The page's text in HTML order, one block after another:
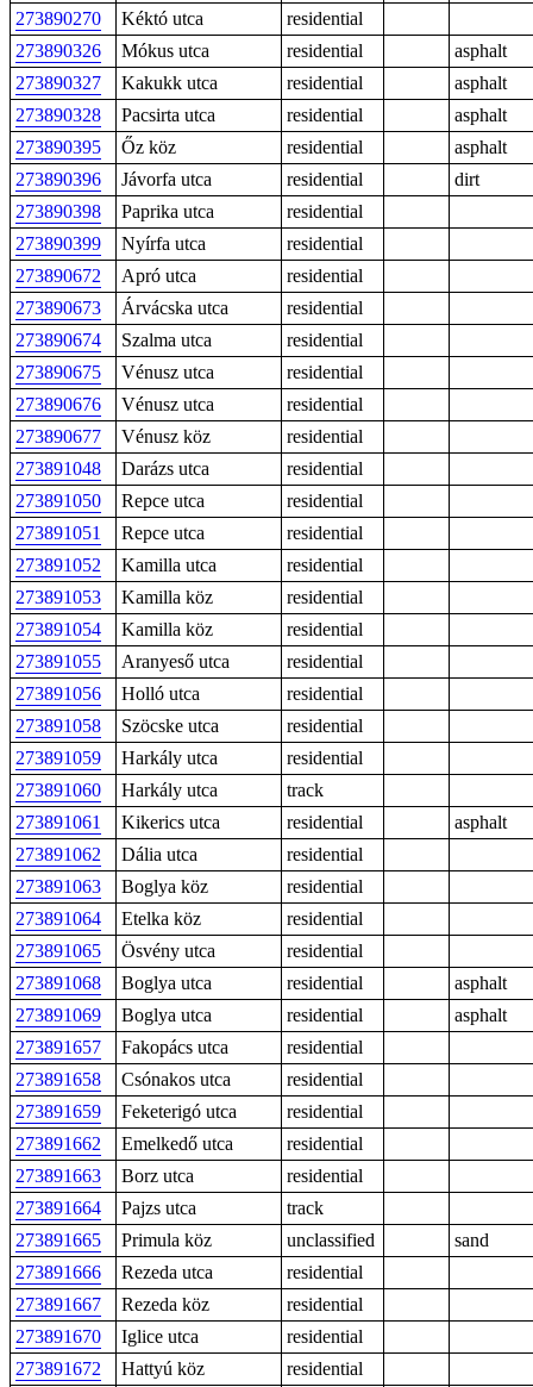
273890270 Kéktó utca
residential
273890326
Mókus utca residential
asphalt
273890327
Kakukk utca residential
asphalt
273890328
Pacsirta utca residential
asphalt
273890395
Őz köz residential
asphalt
273890396
Jávorfa utca residential
dirt
273890398
Paprika utca
residential
273890399
Nyírfa utca
residential
273890672
Apró utca
residential
273890673
Árvácska utca
residential
273890674
Szalma utca
residential
273890675
Vénusz utca
residential
273890676
Vénusz utca
residential
273890677
Vénusz köz
residential
273891048
Darázs utca
residential
273891050
Repce utca
residential
273891051
Repce utca
residential
273891052
Kamilla utca
residential
273891053
Kamilla köz
residential
273891054
Kamilla köz
residential
273891055
Aranyeső utca
residential
273891056
Holló utca
residential
273891058
Szöcske utca
residential
273891059
Harkály utca
residential
273891060
Harkály utca
track
273891061
Kikerics utca residential
asphalt
273891062
Dália utca
residential
273891063
Boglya köz
residential
273891064
Etelka köz
residential
273891065
Ösvény utca
residential
273891068
Boglya utca residential
asphalt
273891069
Boglya utca residential
asphalt
273891657
Fakopács utca
residential
273891658
Csónakos utca
residential
273891659
Feketerigó utca
residential
273891662
Emelkedő utca
residential
273891663
Borz utca
residential
273891664
Pajzs utca
track
273891665
Primula köz unclassified
sand
273891666
Rezeda utca
residential
273891667
Rezeda köz
residential
273891670
Iglice utca
residential
273891672
Hattyú köz
residential